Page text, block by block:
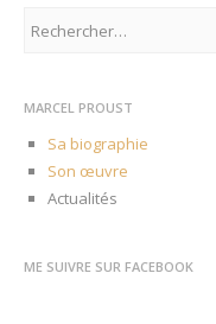
MARCEL PROUST
Sa biographie
Son œuvre
Actualités
ME SUIVRE SUR FACEBOOK